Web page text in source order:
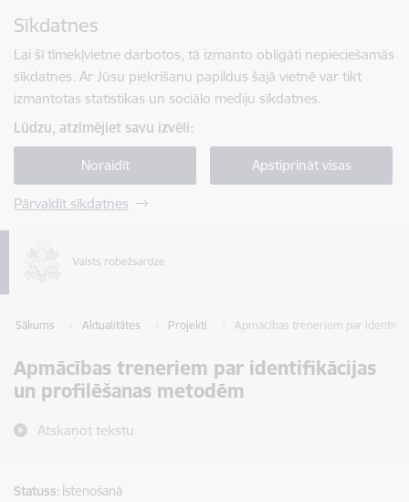
Sīkdatnes
Lai šī tīmekļvietne darbotos, tā izmanto obligāti nepieciešamās
sīkdatnes. Ar Jūsu piekrišanu papildus šajā vietnē var tikt
izmantotas statistikas un sociālo mediju sīkdatnes.
Lūdzu, atzīmējiet savu izvēli:
Noraidīt Apstiprināt visas
Pārvaldīt sīkdatnes
Sākums Aktualitātes Projekti Apmācības treneriem par
Apmācības treneriem par identifikācijas
un profilēšanas metodēm
Atskaņot tekstu
Statuss:Īstenošanā